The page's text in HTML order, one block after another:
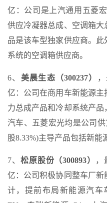
亿：公司是上汽通用五菱
供应冷凝器总成、空调箱
品是该车型独家供应商。
系统的空调箱供应商。
6、 美晨生态（300237）
亿：公司在商用车新能源
力总成产品和冷却系统产
汽车、五菱宏光均是公司
股8.33%)主导产品包括新能
7、 松原股份（300893）
，
亿：公司积极协同整车厂
计，提前布局新能源汽车